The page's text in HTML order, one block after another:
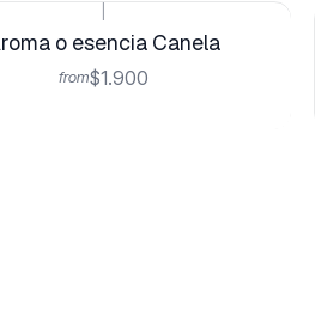
o esencia Canela
from$1.900